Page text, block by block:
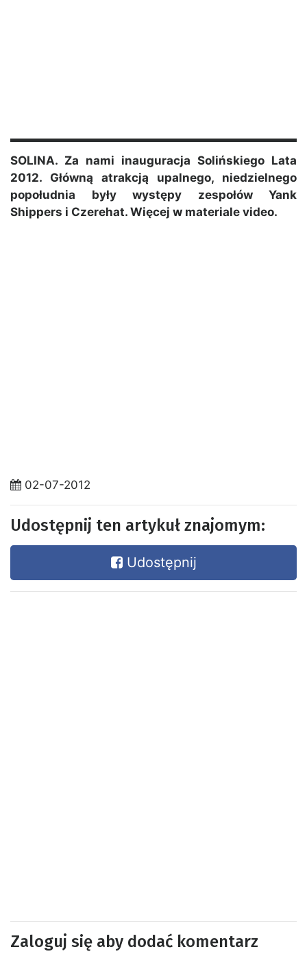
SOLINA. Za nami inauguracja Solińskiego Lata
2012. Główną atrakcją upalnego, niedzielnego
popołudnia były występy zespołów Yank
Shippers i Czerehat. Więcej w materiale video.
02-07-2012
Udostępnij ten artykuł znajomym:
Udostępnij
Zaloguj się aby dodać komentarz